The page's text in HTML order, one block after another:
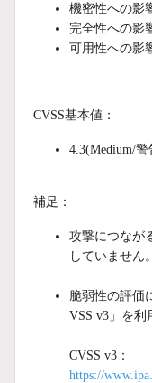
機密性への影
完全性への影
可用性への影
CVSS基本値：
4.3(Medium/警
補足：
攻撃につなが
していません。
脆弱性の評価
VSS v3」を利
CVSS v3：
https://